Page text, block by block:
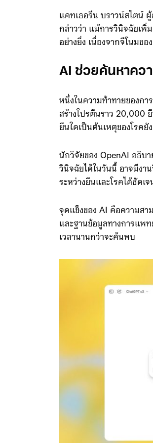
แคทเธอรีน บราวน์สไตน์
กล่าวว่า แม้การวินิจฉัยเพิ่
อย่างยิ่ง เนื่องจากจีโนมข
AI ช่วยค้นหาคว
หนึ่งในความท้าทายของก
สร้างโปรตีนราว 20,000
ยีนใดเป็นต้นเหตุของโรคยั
นักวิจัยของ OpenAI อธิบ
วินิจฉัยได้ในวันนี้ อาจมีงา
ระหว่างยีนและโรคได้ชัดเจ
จุดแข็งของ AI คือความสา
และฐานข้อมูลทางการแพ
เวลานานกว่าจะค้นพบ